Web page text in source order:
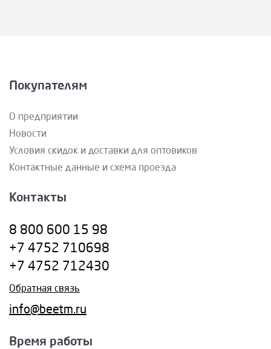
Покупателям
О предприятии
Новости
Условия скидок и доставки для оптовиков
Контактные данные и схема проезда
Контакты
8 800 600 15 98
+7 4752 710698
+7 4752 712430
Обратная связь
info@beetm.ru
Время работы